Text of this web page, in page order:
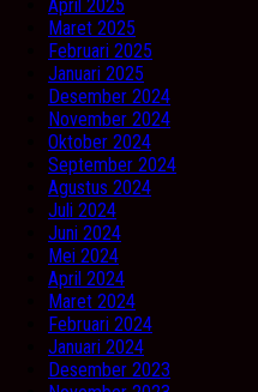
April 2025
Maret 2025
Februari 2025
Januari 2025
Desember 2024
November 2024
Oktober 2024
September 2024
Agustus 2024
Juli 2024
Juni 2024
Mei 2024
April 2024
Maret 2024
Februari 2024
Januari 2024
Desember 2023